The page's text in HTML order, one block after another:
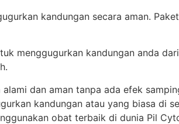
kandungan secara aman. Paket
menggugurkan kandungan anda
dan aman tanpa ada efek
kandungan atau yang biasa di
obat terbaik di dunia Pil